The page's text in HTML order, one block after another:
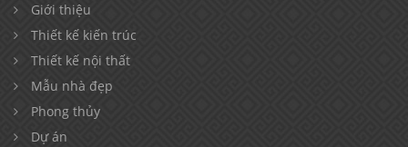
Giới thiệu
Thiết kế kiến trúc
Thiết kế nội thất
Mẫu nhà đẹp
Phong thủy
Dự án